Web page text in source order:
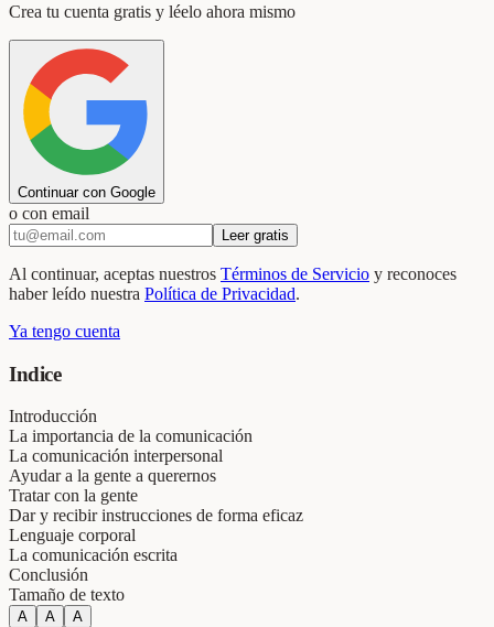
Crea tu cuenta gratis y léelo ahora mismo
Continuar con Google
o con email
Leer gratis
Al continuar, aceptas nuestros Términos de Servicio y reconoces
haber leído nuestra Política de Privacidad.
Ya tengo cuenta
Indice
Introducción
La importancia de la comunicación
La comunicación interpersonal
Ayudar a la gente a querernos
Tratar con la gente
Dar y recibir instrucciones de forma eficaz
Lenguaje corporal
La comunicación escrita
Conclusión
Tamaño de texto
A A A